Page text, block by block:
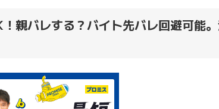
親バレする？バイト先バレ回避可能